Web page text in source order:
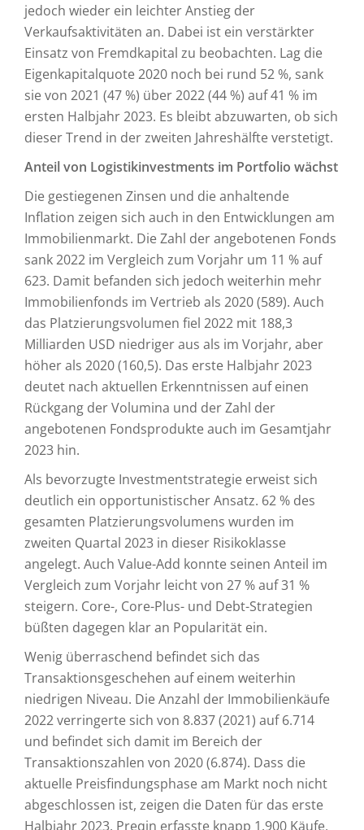
jedoch wieder ein leichter Anstieg der
Verkaufsaktivitäten an. Dabei ist ein verstärkter
Einsatz von Fremdkapital zu beobachten. Lag die
Eigenkapitalquote 2020 noch bei rund 52 %, sank
sie von 2021 (47 %) über 2022 (44 %) auf 41 % im
ersten Halbjahr 2023. Es bleibt abzuwarten, ob sich
dieser Trend in der zweiten Jahreshälfte verstetigt.
Anteil von Logistikinvestments im Portfolio wächst
Die gestiegenen Zinsen und die anhaltende
Inflation zeigen sich auch in den Entwicklungen am
Immobilienmarkt. Die Zahl der angebotenen Fonds
sank 2022 im Vergleich zum Vorjahr um 11 % auf
623. Damit befanden sich jedoch weiterhin mehr
Immobilienfonds im Vertrieb als 2020 (589). Auch
das Platzierungsvolumen fiel 2022 mit 188,3
Milliarden USD niedriger aus als im Vorjahr, aber
höher als 2020 (160,5). Das erste Halbjahr 2023
deutet nach aktuellen Erkenntnissen auf einen
Rückgang der Volumina und der Zahl der
angebotenen Fondsprodukte auch im Gesamtjahr
2023 hin.
Als bevorzugte Investmentstrategie erweist sich
deutlich ein opportunistischer Ansatz. 62 % des
gesamten Platzierungsvolumens wurden im
zweiten Quartal 2023 in dieser Risikoklasse
angelegt. Auch Value-Add konnte seinen Anteil im
Vergleich zum Vorjahr leicht von 27 % auf 31 %
steigern. Core-, Core-Plus- und Debt-Strategien
büßten dagegen klar an Popularität ein.
Wenig überraschend befindet sich das
Transaktionsgeschehen auf einem weiterhin
niedrigen Niveau. Die Anzahl der Immobilienkäufe
2022 verringerte sich von 8.837 (2021) auf 6.714
und befindet sich damit im Bereich der
Transaktionszahlen von 2020 (6.874). Dass die
aktuelle Preisfindungsphase am Markt noch nicht
abgeschlossen ist, zeigen die Daten für das erste
Halbjahr 2023. Preqin erfasste knapp 1.900 Käufe,